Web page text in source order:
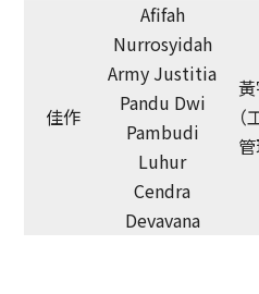
佳作
Afifah
Nurrosyidah
Army Justitia
Pandu Dwi
Pambudi
Luhur
Cendra
Devavana
管